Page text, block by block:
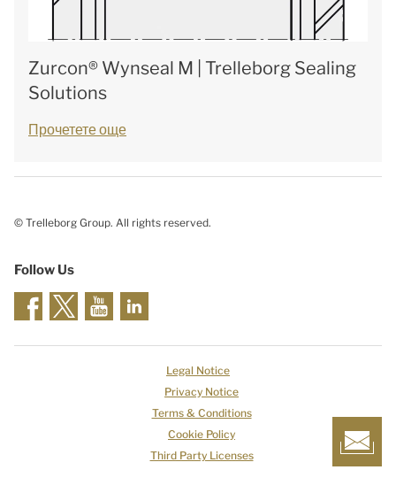
Zurcon® Wynseal M | Trelleborg Sealing
Solutions
Прочетете още
© Trelleborg Group. All rights reserved.
Follow Us
Legal Notice
Privacy Notice
Terms & Conditions
Cookie Policy
Third Party Licenses